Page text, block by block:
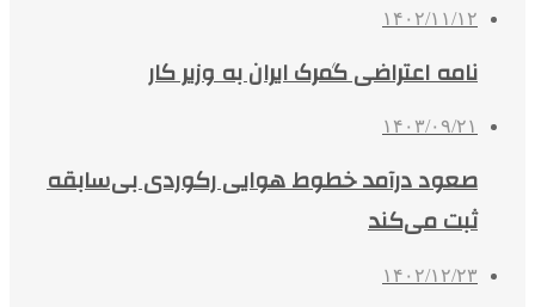
۱۴۰۲/۱۱/۱۲
نامه اعتراضی گمرک ایران به وزیر کار
۱۴۰۳/۰۹/۲۱
صعود درآمد خطوط هوایی رکوردی بی‌سابقه
ثبت می‌کند
۱۴۰۲/۱۲/۲۳